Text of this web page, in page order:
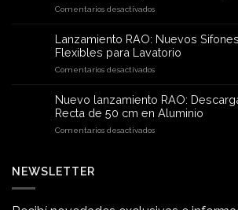
Comentarios desactivadosen
extensible
para
desagüe:
la
solución
flexible
RAO
Lanzamiento RAO: Nuevos
Flexibles para Lavatorio
Comentarios desactivadosen
RAO:
Nuevos
Sifones
Metálicos
Nuevo lanzamiento RAO:
Recta de 50 cm en Aluminio
Comentarios desactivadosen
Lavatorio
NEWSLETTER